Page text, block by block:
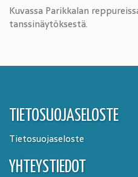
Kuvassa Parikkalan
tanssinäytöksestä.
TIETOSUOJASELOSTE
Tietosuojaseloste
YHTEYSTIEDOT